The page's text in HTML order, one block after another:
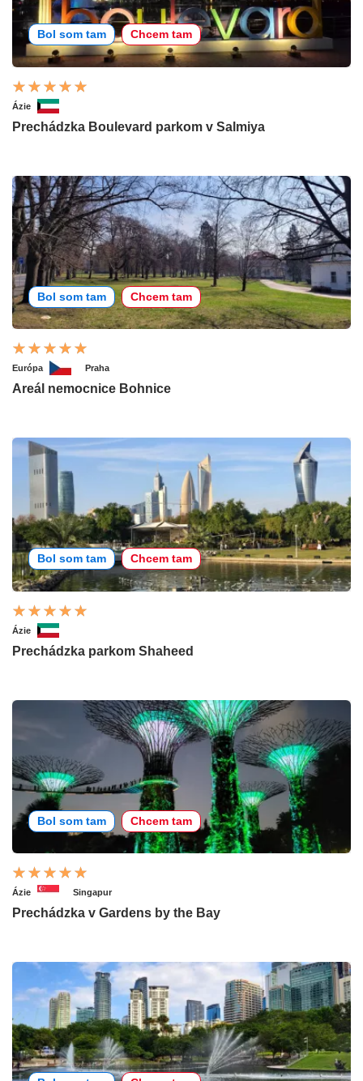
Bol som tam Chcem tam
Ázie
Prechádzka Boulevard parkom v Salmiya
Bol som tam Chcem tam
Európa Praha
Areál nemocnice Bohnice
Bol som tam Chcem tam
Ázie
Prechádzka parkom Shaheed
Bol som tam Chcem tam
Ázie Singapur
Prechádzka v Gardens by the Bay